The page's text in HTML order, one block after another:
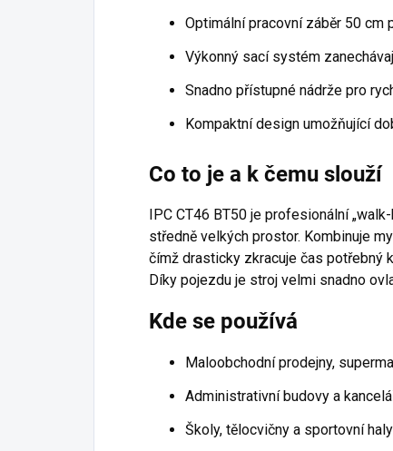
Optimální pracovní záběr 50
Výkonný sací systém
Snadno přístupné nádrže pro
Kompaktní design umožňující
Co to je a k čemu slouží
IPC CT46 BT50 je profesionální
středně velkých prostor. Kombinuje
čímž drasticky zkracuje čas potřebný
Díky pojezdu je stroj velmi snadno
Kde se používá
Maloobchodní prodejny,
Administrativní budovy a
Školy, tělocvičny a sportovní haly